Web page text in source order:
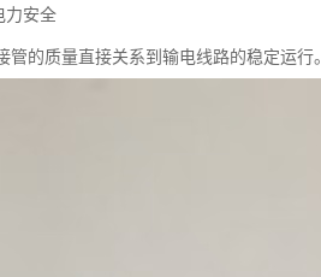
力安全
管的质量直接关系到输电线路的稳定运行